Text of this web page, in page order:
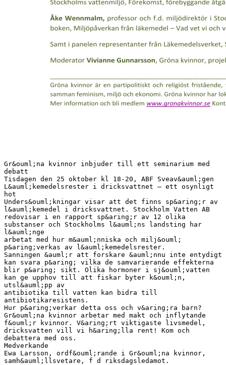
Gr&ouml;na kvinnor inbjuder till ett seminarium med
debatt
Tisdagen den 25 oktober kl 18-20, ABF Sveav&auml;gen
L&auml;kemedelsrester i dricksvattnet – ett osynligt
hot
Unders&ouml;kningar visar att det finns sp&aring;r av
l&auml;kemedel i dricksvattnet. Stockholm Vatten AB
redovisar i en rapport sp&aring;r av 12 olika
substanser och Stockholms l&auml;ns landsting har
l&auml;nge
arbetat med hur m&auml;nniska och milj&ouml;
p&aring;verkas av l&auml;kemedelsrester.
Sanningen &auml;r att forskare &auml;nnu inte entydigt
kan svara p&aring; vilka de samvarierande effekterna
blir p&aring; sikt. Olika hormoner i sj&ouml;vatten
kan ge upphov till att fiskar byter k&ouml;n,
utsl&auml;pp av
antibiotika till vatten kan bidra till
antibiotikaresistens.
Hur p&aring;verkar detta oss och v&aring;ra barn?
Gr&ouml;na kvinnor arbetar med makt och inflytande
f&ouml;r kvinnor. V&aring;rt viktigaste livsmedel,
dricksvatten vill vi h&aring;lla rent! Kom och
debattera med oss.
Medverkande
Ewa Larsson, ordf&ouml;rande i Gr&ouml;na kvinnor,
samh&auml;llsvetare, f d riksdagsledamot.